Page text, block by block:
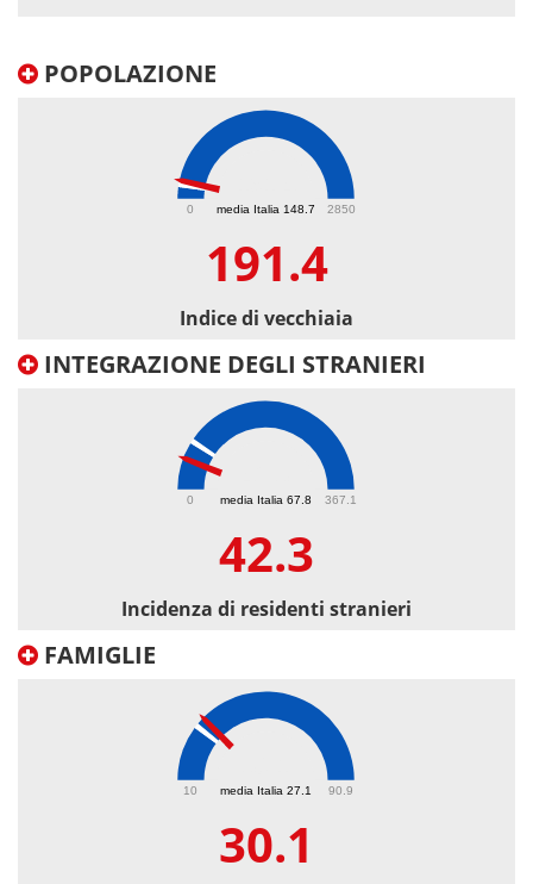
POPOLAZIONE
media Italia 148.7
0 2850
191.4
Indice di vecchiaia
INTEGRAZIONE DEGLI STRANIERI
media Italia 67.8
0 367.1
42.3
Incidenza di residenti stranieri
FAMIGLIE
media Italia 27.1
10 90.9
30.1